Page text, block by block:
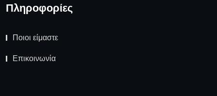
Πληροφορίες
Ποιοι είμαστε
Επικοινωνία